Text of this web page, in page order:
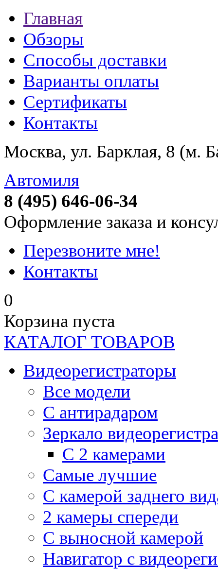
Главная
Обзоры
Способы доставки
Варианты оплаты
Сертификаты
Контакты
Москва, ул. Барклая, 8 (м.
Автомиля
8 (495) 646-06-34
Оформление заказа и
Перезвоните мне!
Контакты
0
Корзина пуста
КАТАЛОГ ТОВАРОВ
Видеорегистраторы
Все модели
C антирадаром
Зеркало
С 2 камерами
Самые лучшие
С камерой заднего
2 камеры спереди
С выносной камерой
Навигатор с